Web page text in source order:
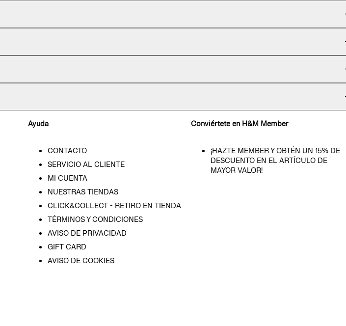
Ayuda
CONTACTO
SERVICIO AL CLIENTE
MI CUENTA
NUESTRAS TIENDAS
CLICK&COLLECT - RETIRO EN TIENDA
TÉRMINOS Y CONDICIONES
AVISO DE PRIVACIDAD
GIFT CARD
AVISO DE COOKIES
Conviértete en H&M Member
¡HAZTE MEMBER Y OBTÉN UN 15% DE
DESCUENTO EN EL ARTÍCULO DE
MAYOR VALOR!